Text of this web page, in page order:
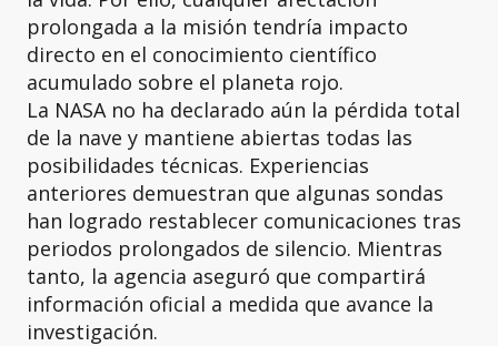
prolongada a la misión tendría impacto
directo en el conocimiento científico
acumulado sobre el planeta rojo.
La NASA no ha declarado aún la pérdida total
de la nave y mantiene abiertas todas las
posibilidades técnicas. Experiencias
anteriores demuestran que algunas sondas
han logrado restablecer comunicaciones tras
periodos prolongados de silencio. Mientras
tanto, la agencia aseguró que compartirá
información oficial a medida que avance la
investigación.